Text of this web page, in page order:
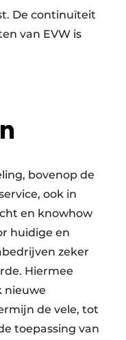
De continuïteit
van EVW is
bovenop de
ook in
en knowhow
huidige en
zeker
Hiermee
nieuwe
de vele, tot
toepassing van